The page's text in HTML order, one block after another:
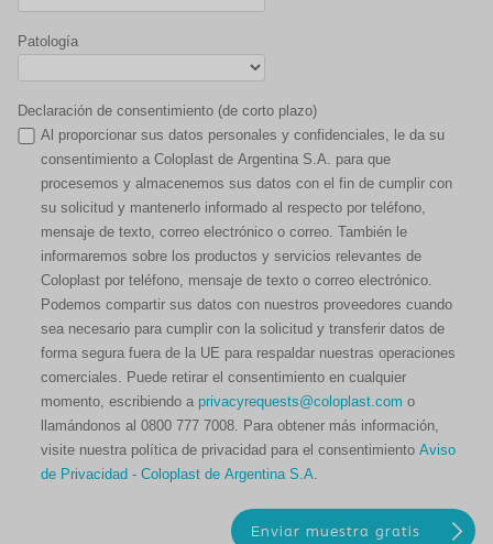
Patología
Declaración de consentimiento (de corto plazo)
Al proporcionar sus datos personales y confidenciales, le da su
consentimiento a Coloplast de Argentina S.A. para que
procesemos y almacenemos sus datos con el fin de cumplir con
su solicitud y mantenerlo informado al respecto por teléfono,
mensaje de texto, correo electrónico o correo. También le
informaremos sobre los productos y servicios relevantes de
Coloplast por teléfono, mensaje de texto o correo electrónico.
Podemos compartir sus datos con nuestros proveedores cuando
sea necesario para cumplir con la solicitud y transferir datos de
forma segura fuera de la UE para respaldar nuestras operaciones
comerciales. Puede retirar el consentimiento en cualquier
momento, escribiendo a privacyrequests@coloplast.com o
llamándonos al 0800 777 7008. Para obtener más información,
visite nuestra política de privacidad para el consentimiento Aviso
de Privacidad - Coloplast de Argentina S.A.